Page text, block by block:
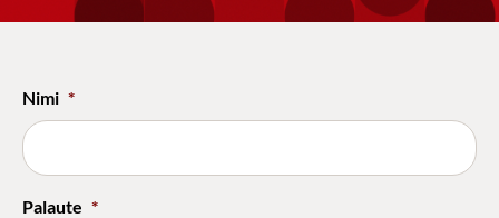
Nimi *
Palaute *